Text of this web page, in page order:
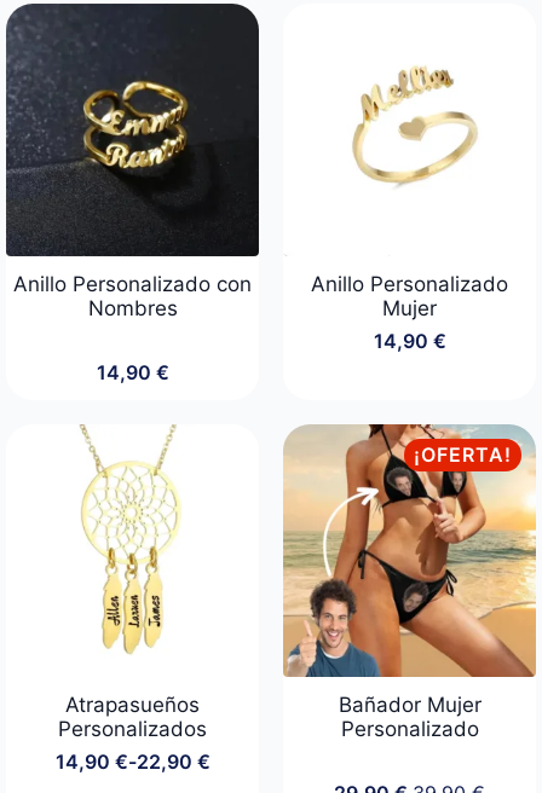
Anillo Personalizado con
Nombres
14,90 €
Anillo Personalizado
Mujer
14,90 €
Atrapasueños
Personalizados
14,90 €-22,90 €
Rango
¡OFERTA!
Bañador Mujer
Personalizado